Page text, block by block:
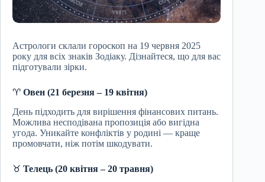
Астрологи склали гороскоп на 19 червня 2025
року для всіх знаків Зодіаку. Дізнайтеся, що для вас
підготували зірки.
♈ Овен (21 березня – 19 квітня)
День підходить для вирішення фінансових питань.
Можлива несподівана пропозиція або вигідна
угода. Уникайте конфліктів у родині — краще
промовчати, ніж потім шкодувати.
♉ Телець (20 квітня – 20 травня)